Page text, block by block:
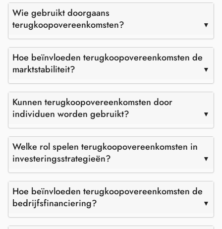
Wie gebruikt doorgaans
terugkoopovereenkomsten?
Hoe beïnvloeden terugkoopovereenkomsten de
marktstabiliteit?
Kunnen terugkoopovereenkomsten door
individuen worden gebruikt?
Welke rol spelen terugkoopovereenkomsten in
investeringsstrategieën?
Hoe beïnvloeden terugkoopovereenkomsten de
bedrijfsfinanciering?